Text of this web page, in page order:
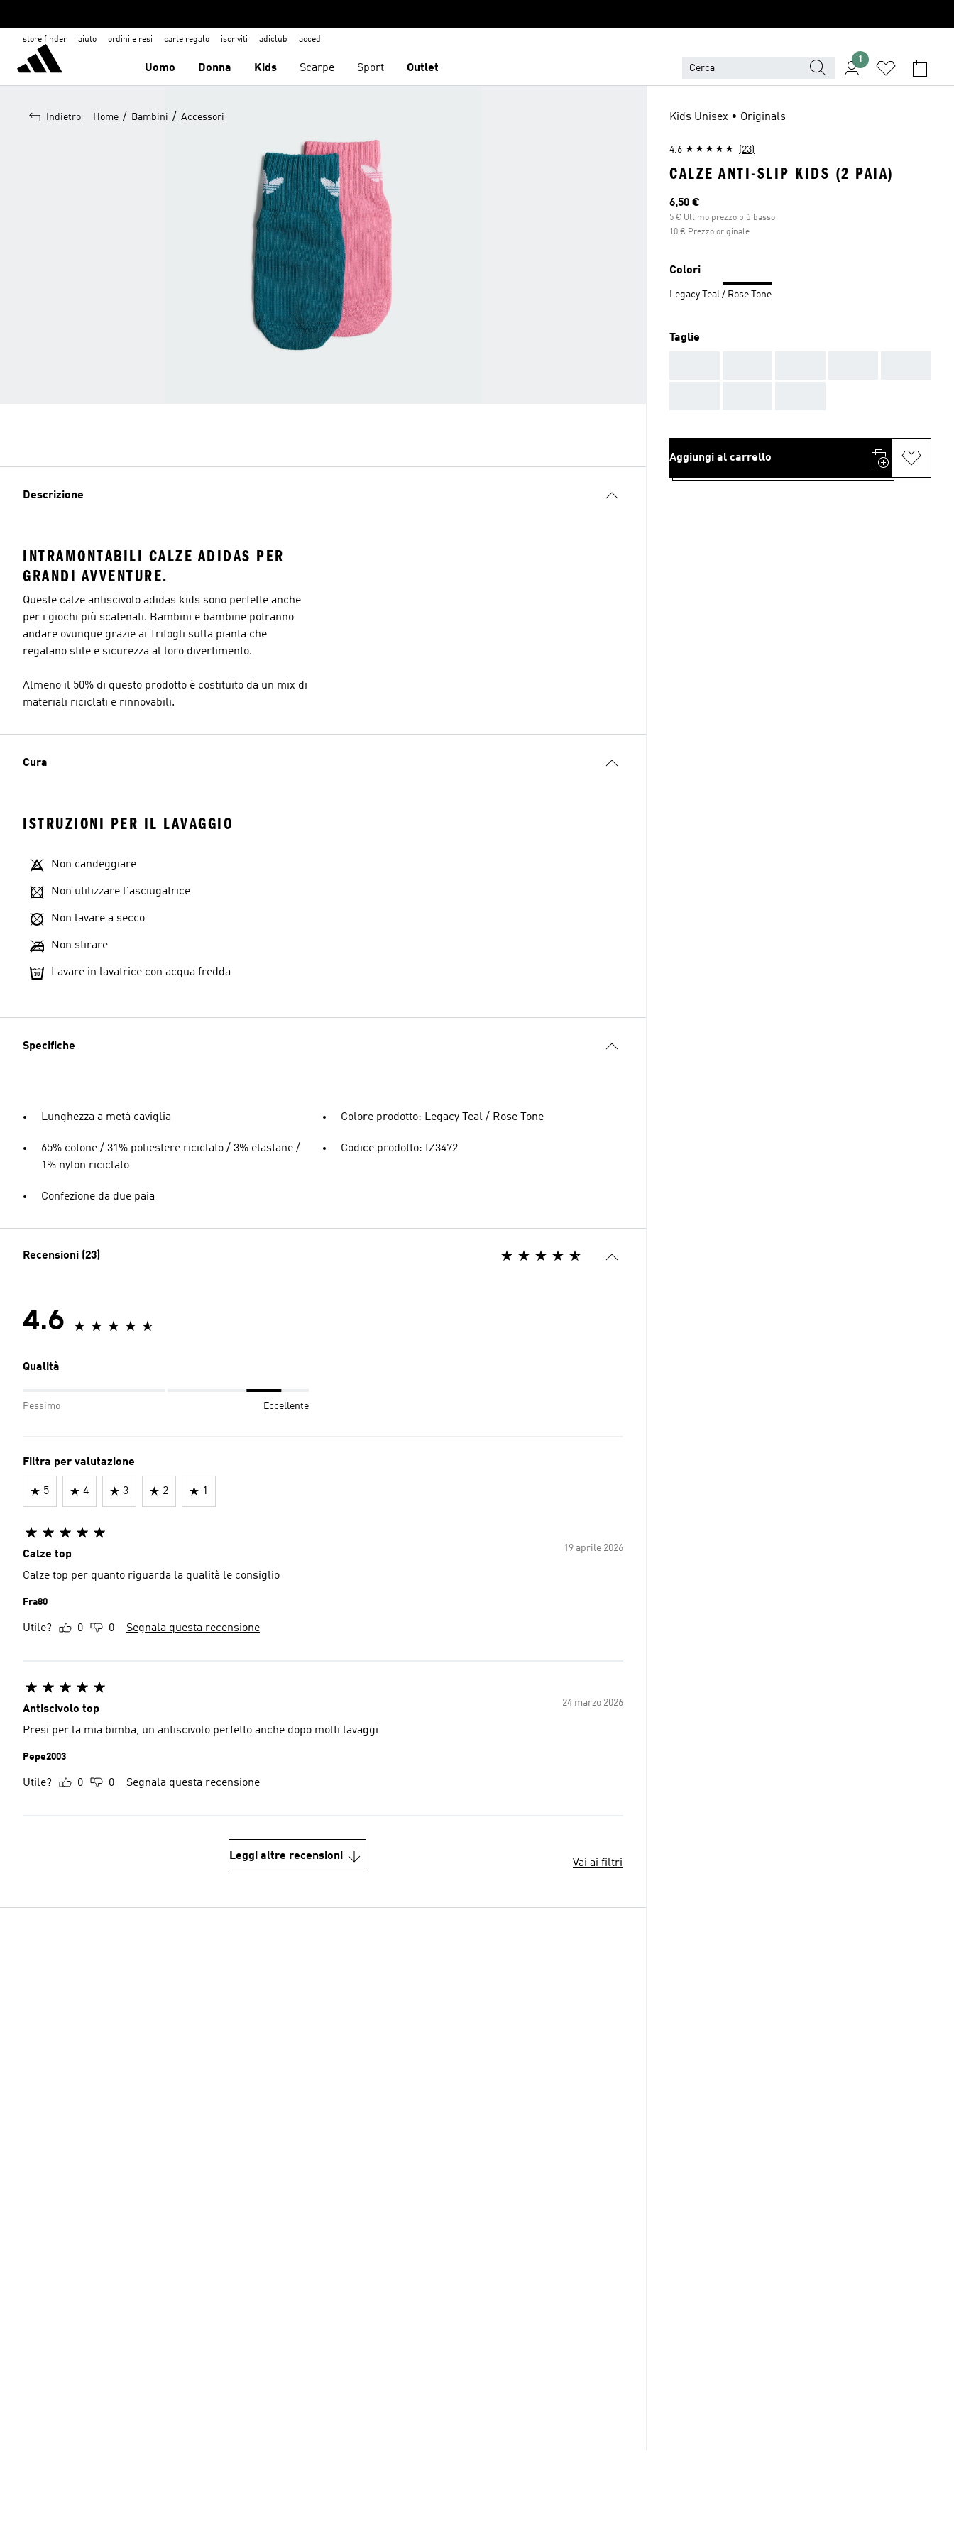
store finder aiuto ordini e resi carte regalo iscriviti adiclub accedi
Uomo Donna Kids Scarpe Sport Outlet
1
Indietro Home / Bambini / Accessori
Descrizione
INTRAMONTABILI CALZE ADIDAS PER
GRANDI AVVENTURE.
Queste calze antiscivolo adidas kids sono perfette anche
per i giochi più scatenati. Bambini e bambine potranno
andare ovunque grazie ai Trifogli sulla pianta che
regalano stile e sicurezza al loro divertimento.
Almeno il 50% di questo prodotto è costituito da un mix di
materiali riciclati e rinnovabili.
Cura
ISTRUZIONI PER IL LAVAGGIO
Non candeggiare
Non utilizzare l'asciugatrice
Non lavare a secco
Non stirare
Lavare in lavatrice con acqua fredda
Specifiche
Lunghezza a metà caviglia
65% cotone / 31% poliestere riciclato / 3% elastane /
1% nylon riciclato
Confezione da due paia
Colore prodotto: Legacy Teal / Rose Tone
Codice prodotto: IZ3472
Recensioni (23)
4.6
Qualità
Pessimo Eccellente
Filtra per valutazione
5 4 3 2 1
19 aprile 2026
Calze top
Calze top per quanto riguarda la qualità le consiglio
Fra80
Utile? 0 0 Segnala questa recensione
24 marzo 2026
Antiscivolo top
Presi per la mia bimba, un antiscivolo perfetto anche dopo molti lavaggi
Pepe2003
Utile? 0 0 Segnala questa recensione
Leggi altre recensioni
Vai ai filtri
Kids Unisex • Originals
4.6 (23)
CALZE ANTI-SLIP KIDS (2 PAIA)
Prezzo attuale
6,50 €
5 € Ultimo prezzo più basso
10 € Prezzo originale
Colori
Legacy Teal / Rose Tone
Taglie
Aggiungi al carrello